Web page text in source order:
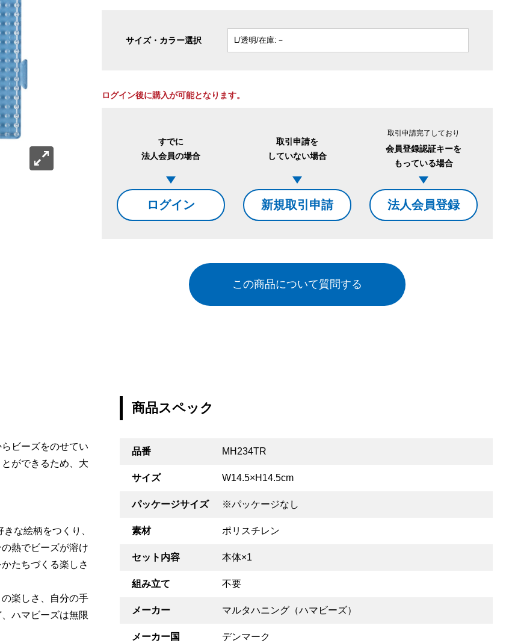
サイズ・カラー選択
ログイン後に購入が可能となります。
すでに
法人会員の場合
ログイン
取引申請を
していない場合
新規取引申請
取引申請完了しており
会員登録認証キーを
もっている場合
法人会員登録
この商品について質問する
ビーズをのせてい
ができるため、大
な絵柄をつくり、
熱でビーズが溶け
たちづくる楽しさ
楽しさ、自分の手
ハマビーズは無限
商品スペック
品番 MH234TR
サイズ W14.5×H14.5cm
パッケージサイズ ※パッケージなし
素材 ポリスチレン
セット内容 本体×1
組み立て 不要
メーカー マルタハニング（ハマビーズ）
メーカー国 デンマーク